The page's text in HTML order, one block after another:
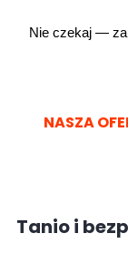
NASZA
Nie czekaj —
Tanio i